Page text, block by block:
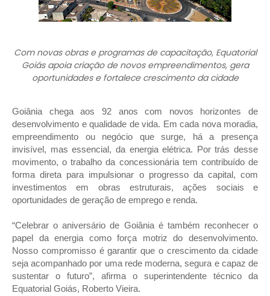
Com novas obras e programas de capacitação, Equatorial
Goiás apoia criação de novos empreendimentos, gera
oportunidades e fortalece crescimento da cidade
Goiânia chega aos 92 anos com novos horizontes de
desenvolvimento e qualidade de vida. Em cada nova moradia,
empreendimento ou negócio que surge, há a presença
invisível, mas essencial, da energia elétrica. Por trás desse
movimento, o trabalho da concessionária tem contribuído de
forma direta para impulsionar o progresso da capital, com
investimentos em obras estruturais, ações sociais e
oportunidades de geração de emprego e renda.
“Celebrar o aniversário de Goiânia é também reconhecer o
papel da energia como força motriz do desenvolvimento.
Nosso compromisso é garantir que o crescimento da cidade
seja acompanhado por uma rede moderna, segura e capaz de
sustentar o futuro”, afirma o superintendente técnico da
Equatorial Goiás, Roberto Vieira.